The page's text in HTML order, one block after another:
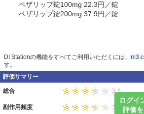
ベザリップ錠100mg 22.3円／錠
ベザリップ錠200mg 37.9円／錠
DI Stationの機能をすべてご利用いただくには、
す。
評価サマリー
ログイ
評価
総合
副作用頻度